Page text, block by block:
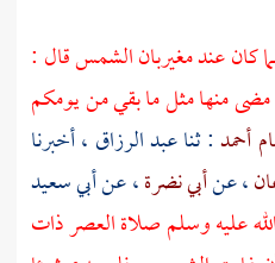
كان عند مغيربان الشمس قال :
مضى منها مثل ما بقي من يومكم
أحمد: ثناعبد الرزاق ، أخبرنا
، عنأبي نضرة، عنأبي سعيد
عليه وسلم صلاة العصر ذات